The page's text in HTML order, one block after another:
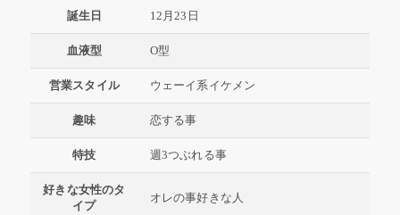
誕生日 12月23日
血液型 O型
営業スタイル ウェーイ系イケメン
趣味 恋する事
特技 週3つぶれる事
好きな女性のタ
イプ
オレの事好きな人